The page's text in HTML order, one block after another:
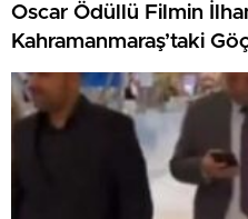
Oscar Ödüllü Filmin
Kahramanmaraş’taki